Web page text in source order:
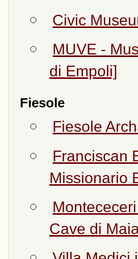
Civic
MUVE -
di Empoli]
Fiesole
Fiesole
Franciscan
Missionario
Cave di